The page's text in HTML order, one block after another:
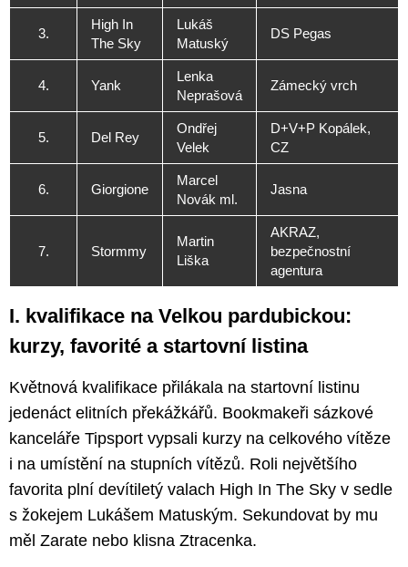
3.
High In
The Sky
Lukáš
Matuský
DS Pegas
4. Yank
Lenka
Neprašová
Zámecký vrch
5. Del Rey
Ondřej
Velek
D+V+P Kopálek,
CZ
6. Giorgione
Marcel
Novák ml.
Jasna
7. Stormmy
Martin
Liška
AKRAZ,
bezpečnostní
agentura
I. kvalifikace na Velkou pardubickou:
kurzy, favorité a startovní listina
Květnová kvalifikace přilákala na startovní listinu
jedenáct elitních překážkářů. Bookmakeři sázkové
kanceláře Tipsport vypsali kurzy na celkového vítěze
i na umístění na stupních vítězů. Roli největšího
favorita plní devítiletý valach High In The Sky v sedle
s žokejem Lukášem Matuským. Sekundovat by mu
měl Zarate nebo klisna Ztracenka.